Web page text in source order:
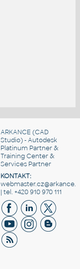
ARKANCE (CAD
Studio) - Autodesk
Platinum Partner &
Training Center &
Services Partner
KONTAKT:
| tel. +420 910 970 111